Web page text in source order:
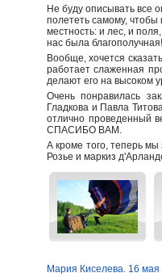
Не буду описывать все
полететь самому, чтобы
местность: и лес, и
нас была благополучная!
Вообще, хочется
работает слаженная
делают его на высоком
Очень понравилась
Гладкова и Павла
отлично проведенный
СПАСИБО ВАМ.
А кроме того, теперь
Розье и маркиз
Мария Киселева. 16 мая